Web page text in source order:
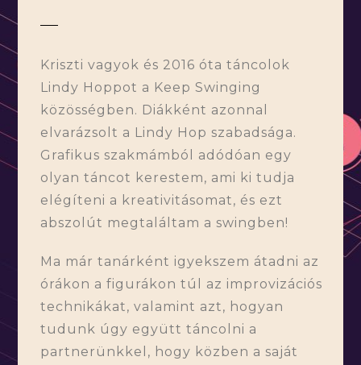
Kriszti vagyok és 2016 óta táncolok
Lindy Hoppot a Keep Swinging
közösségben. Diákként azonnal
elvarázsolt a Lindy Hop szabadsága.
Grafikus szakmámból adódóan egy
olyan táncot kerestem, ami ki tudja
elégíteni a kreativitásomat, és ezt
abszolút megtaláltam a swingben!
Ma már tanárként igyekszem átadni az
órákon a figurákon túl az improvizációs
technikákat, valamint azt, hogyan
tudunk úgy együtt táncolni a
partnerünkkel, hogy közben a saját